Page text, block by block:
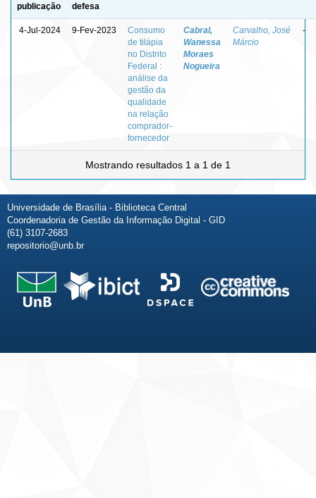
publicação
defesa
4-Jul-2024 9-Fev-2023
Consumo
de tilápia
no Distrito
Federal :
análise da
gestão da
qualidade
na relação
comprador-
fornecedor
Cabral,
Wanessa
Moraes
Nogueira
Carvalho, José
Márcio
-
Mostrando resultados 1 a 1 de 1
Universidade de Brasília - Biblioteca Central
Coordenadoria de Gestão da Informação Digital - GID
(61) 3107-2683
repositorio@unb.br